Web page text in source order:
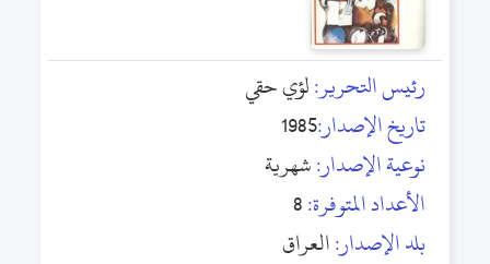
رئيس التحرير:لؤي حقي
تاريخ الإصدار:1985
نوعية الإصدار:شهرية
الأعداد المتوفرة:8
بلد الإصدار:العراق